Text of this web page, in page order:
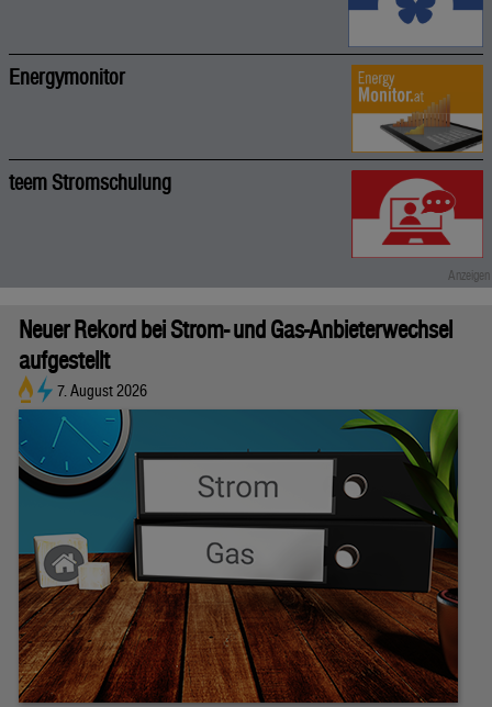
Energymonitor
teem Stromschulung
Neuer Rekord bei Strom- und Gas-Anbieterwechsel
aufgestellt
7. August 2026